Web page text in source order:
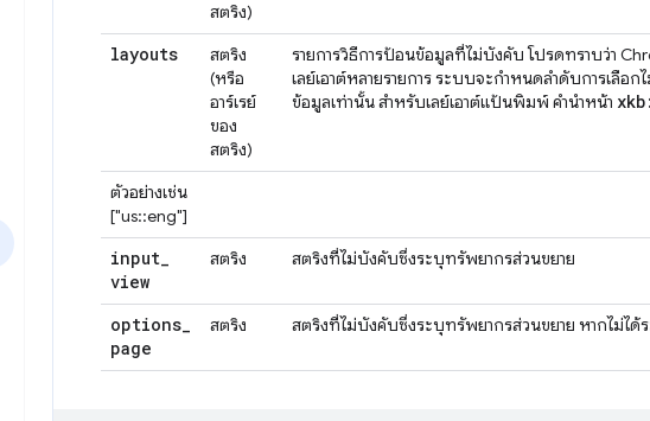
สตริง)
layouts
สตริง
(หรือ
อาร์เรย์
ของ
สตริง)
รายการวิธีการป้อนข้อมูลที่ไม่บังคับ โปรดทราบว่า
เลย์เอาต์หลายรายการ ระบบจะกำหนดลำดับการเลือ
ข้อมูลเท่านั้น สำหรับเลย์เอาต์แป้นพิมพ์ คำนำหน้า xkb:
ตัวอย่างเช่น
["us::eng"]
input_
view
สตริง สตริงที่ไม่บังคับซึ่งระบุทรัพยากรส่วนขยาย
options_
page
สตริง สตริงที่ไม่บังคับซึ่งระบุทรัพยากรส่วนขยาย หากไม่ได้